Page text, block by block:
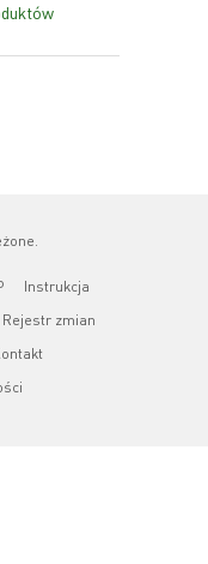
Instrukcja
Rejestr zmian